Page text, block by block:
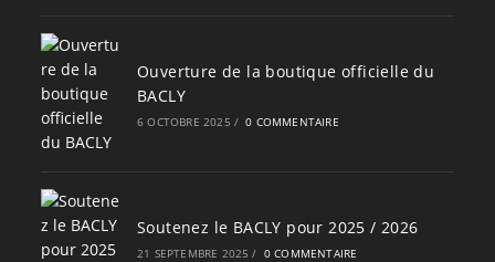
Ouverture de la boutique officielle du
BACLY
6 OCTOBRE 2025 / 0 COMMENTAIRE
Soutenez le BACLY pour 2025 / 2026
21 SEPTEMBRE 2025 / 0 COMMENTAIRE